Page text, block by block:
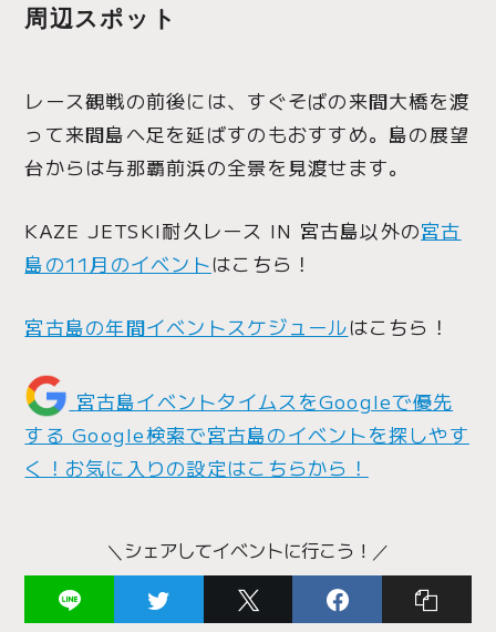
周辺スポット
レース観戦の前後には、すぐそばの来間大橋を渡
って来間島へ足を延ばすのもおすすめ。島の展望
台からは与那覇前浜の全景を見渡せます。
KAZE JETSKI耐久レース IN 宮古島以外の宮古
島の11月のイベントはこちら！
宮古島の年間イベントスケジュールはこちら！
宮古島イベントタイムスをGoogleで優先
するGoogle検索で宮古島のイベントを探しやす
く！お気に入りの設定はこちらから！
＼シェアしてイベントに行こう！／